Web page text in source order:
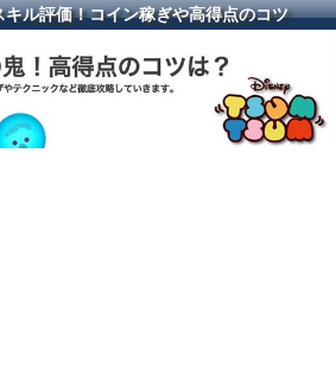
ル評価！コイン稼ぎや高得点のコツ